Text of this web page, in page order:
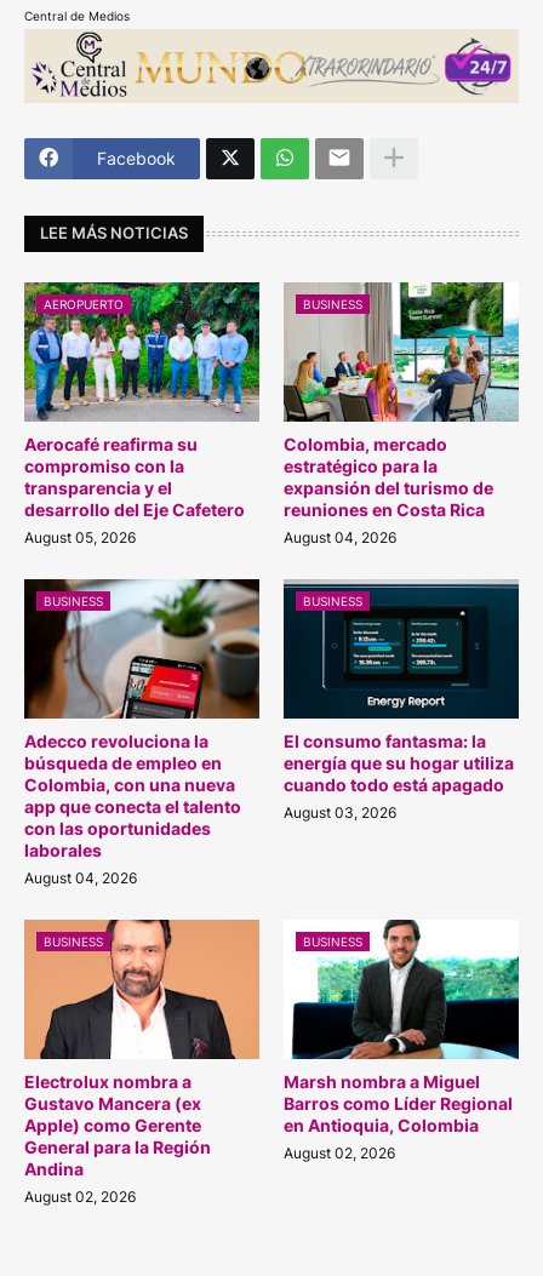
Central de Medios
Facebook
LEE MÁS NOTICIAS
AEROPUERTO
Aerocafé reafirma su
compromiso con la
transparencia y el
desarrollo del Eje Cafetero
August 05, 2026
BUSINESS
Colombia, mercado
estratégico para la
expansión del turismo de
reuniones en Costa Rica
August 04, 2026
BUSINESS
Adecco revoluciona la
búsqueda de empleo en
Colombia, con una nueva
app que conecta el talento
con las oportunidades
laborales
August 04, 2026
BUSINESS
El consumo fantasma: la
energía que su hogar utiliza
cuando todo está apagado
August 03, 2026
BUSINESS
Electrolux nombra a
Gustavo Mancera (ex
Apple) como Gerente
General para la Región
Andina
August 02, 2026
BUSINESS
Marsh nombra a Miguel
Barros como Líder Regional
en Antioquia, Colombia
August 02, 2026